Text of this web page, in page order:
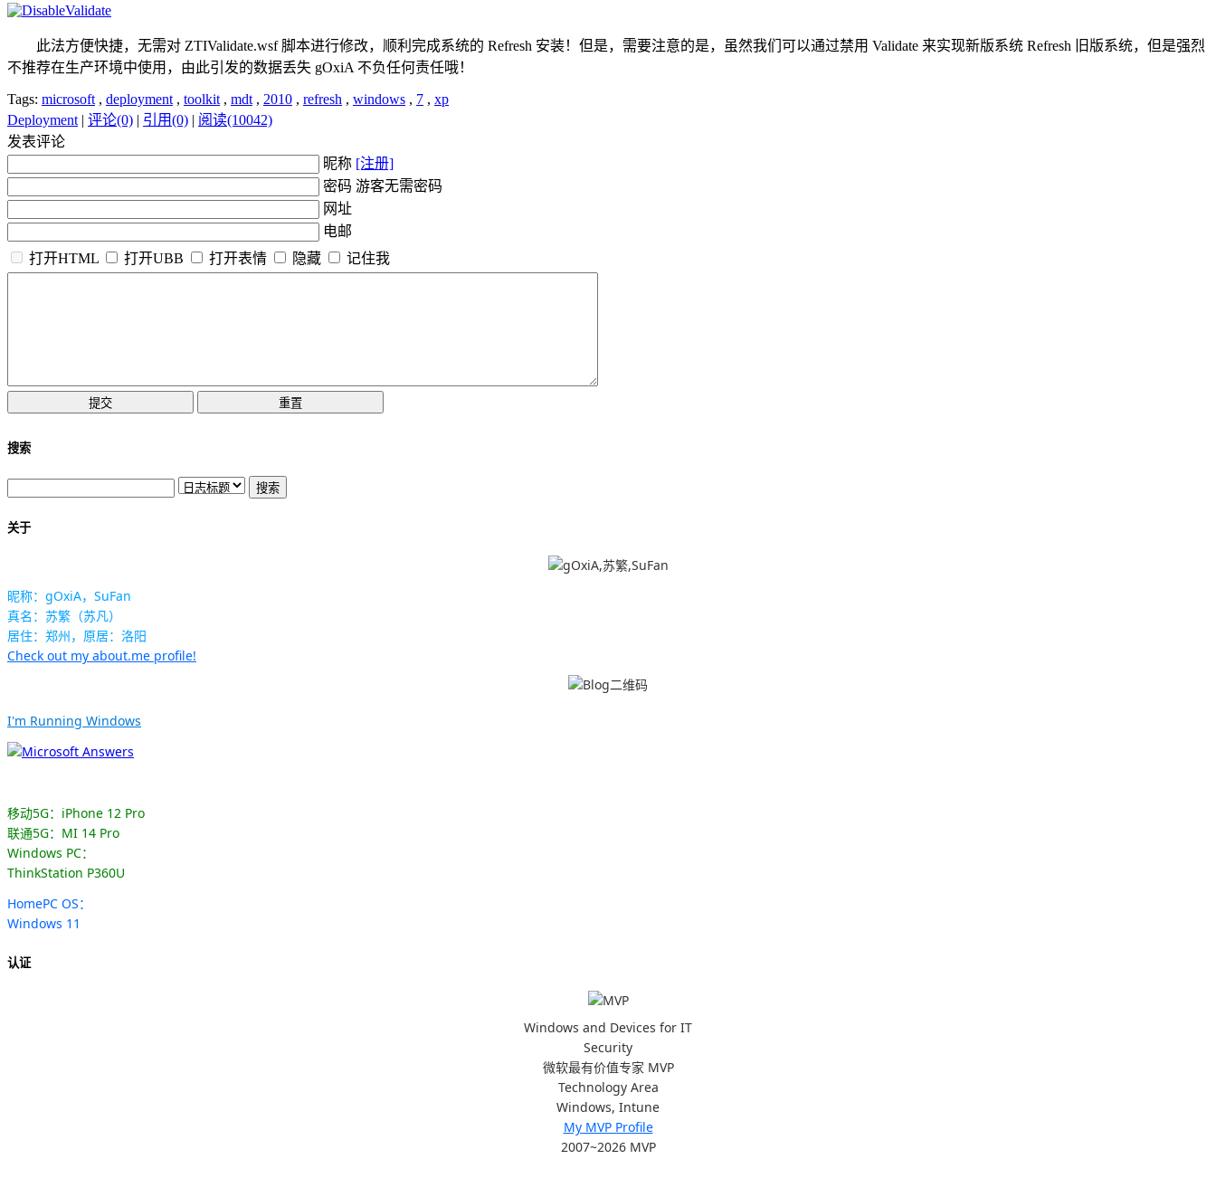
此法方便快捷，无需对 ZTIValidate.wsf 脚本进行修改，顺利完成系统的 Refresh 安装！但是，需要注意的是，虽然我们可以通过禁用 Validate 来实现新版系统 Refresh 旧版系统，但是强烈
不推荐在生产环境中使用，由此引发的数据丢失 gOxiA 不负任何责任哦！
Tags: microsoft, deployment, toolkit, mdt, 2010 , refresh , windows , 7 , xp
Deployment| 评论(0) | 引用(0) | 阅读(10042)
发表评论
昵称 [注册]
密码 游客无需密码
网址
电邮
打开HTML
打开UBB 打开表情 隐藏 记住我
搜索
关于
昵称：gOxiA，SuFan
真名：苏繁（苏凡）
居住：郑州，原居：洛阳
Check out my about.me profile!
I'm Running Windows
移动5G：iPhone 12 Pro
联通5G：MI 14 Pro
Windows PC：
ThinkStation P360U
HomePC OS：
Windows 11
认证
Windows and Devices for IT
Security
微软最有价值专家 MVP
Technology Area
Windows, Intune
My MVP Profile
2007~2026 MVP